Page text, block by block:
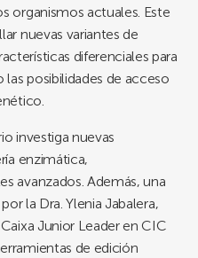
organismos actuales. Este
nuevas variantes de
diferenciales para
posibilidades de acceso
investiga nuevas
enzimática,
avanzados. Además, una
la Dra. Ylenia Jabalera,
Junior Leader en CIC
de edición